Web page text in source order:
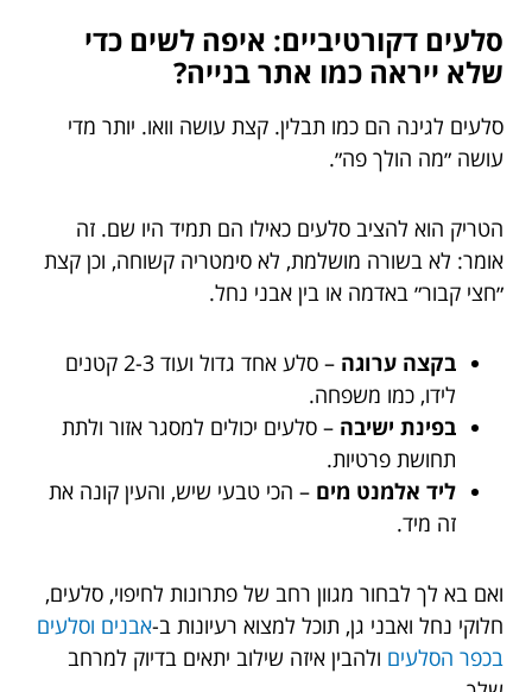
סלעים דקורטיביים: איפה לשים כדי
שלא ייראה כמו אתר בנייה?
סלעים לגינה הם כמו תבלין. קצת עושה וואו. יותר מדי
עושה ״מה הולך פה״.
הטריק הוא להציב סלעים כאילו הם תמיד היו שם. זה
אומר: לא בשורה מושלמת, לא סימטריה קשוחה, וכן קצת
״חצי קבור״ באדמה או בין אבני נחל.
בקצה ערוגה
– סלע אחד גדול ועוד 2-3 קטנים
לידו, כמו משפחה.
בפינת ישיבה – סלעים יכולים למסגר אזור ולתת
תחושת פרטיות.
ליד אלמנט מים – הכי טבעי שיש, והעין קונה את
זה מיד.
ואם בא לך לבחור מגוון רחב של פתרונות לחיפוי, סלעים,
חלוקי נחל ואבני גן, תוכל למצוא רעיונות ב-אבנים וסלעים
בכפר הסלעים ולהבין איזה שילוב יתאים בדיוק למרחב